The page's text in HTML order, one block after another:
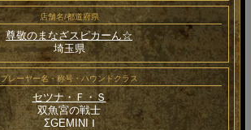
店舗名/都道府県
尊敬のまなざスピカーん☆
埼玉県
プレーヤー名・称号・ハウンドクラス
セツナ・Ｆ・Ｓ
双魚宮の戦士
ΣGEMINI Ⅰ